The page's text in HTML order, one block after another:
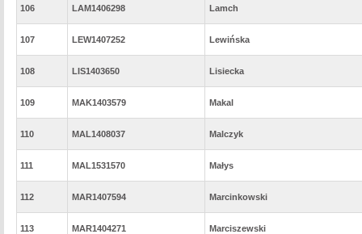
106 LAM1406298 Lamch
107 LEW1407252 Lewińska
108 LIS1403650 Lisiecka
109 MAK1403579 Makal
110 MAL1408037 Malczyk
111 MAL1531570 Małys
112 MAR1407594 Marcinkowski
113 MAR1404271 Marciszewski